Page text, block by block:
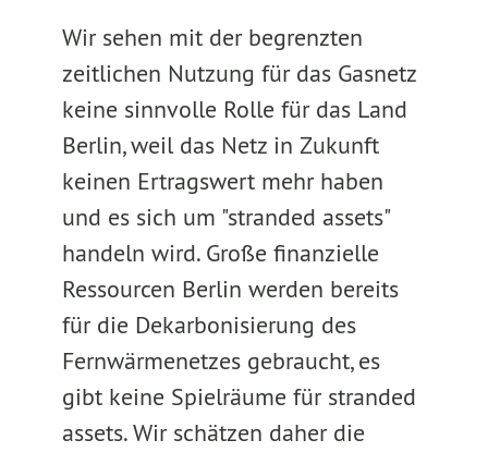
Wir sehen mit der begrenzten
zeitlichen Nutzung für das Gasnetz
keine sinnvolle Rolle für das Land
Berlin, weil das Netz in Zukunft
keinen Ertragswert mehr haben
und es sich um "stranded assets"
handeln wird. Große finanzielle
Ressourcen Berlin werden bereits
für die Dekarbonisierung des
Fernwärmenetzes gebraucht, es
gibt keine Spielräume für stranded
assets. Wir schätzen daher die